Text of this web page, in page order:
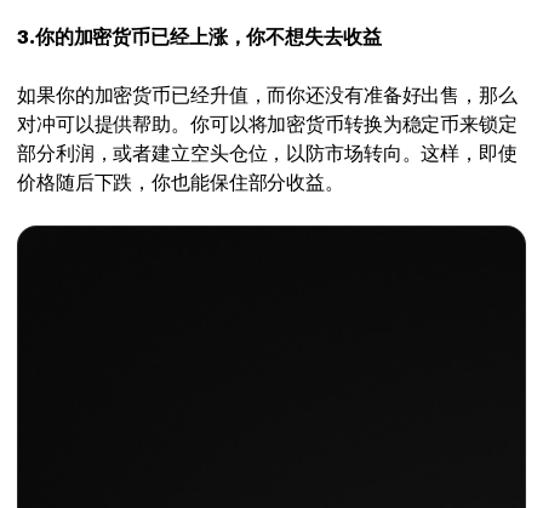
3.你的加密货币已经上涨，你不想失去收益
如果你的加密货币已经升值，而你还没有准备好出售，那么
对冲可以提供帮助。你可以将加密货币转换为稳定币来锁定
部分利润，或者建立空头仓位，以防市场转向。这样，即使
价格随后下跌，你也能保住部分收益。